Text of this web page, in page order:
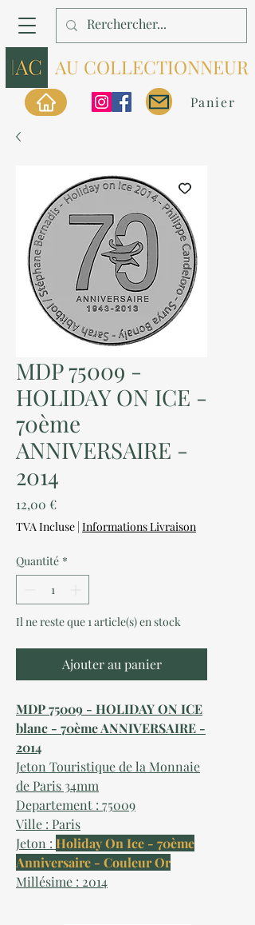
AU COLLECTIONNEUR
Panier
MDP 75009 -
HOLIDAY ON ICE -
70ème
ANNIVERSAIRE -
2014
12,00 €Prix
TVA Incluse | Informations Livraison
Quantité *
Il ne reste que 1 article(s) en stock
Ajouter au panier
MDP 75009 - HOLIDAY ON ICE
blanc - 70ème ANNIVERSAIRE -
2014
Jeton Touristique de la Monnaie
de Paris 34mm
Departement : 75009
Ville : Paris
Jeton : Holiday On Ice - 70ème
Anniversaire - Couleur Or
Millésime : 2014